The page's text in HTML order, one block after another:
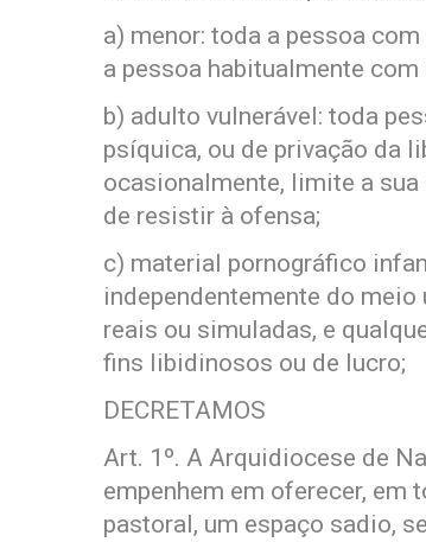
a) menor: toda a pessoa
a pessoa habitualmente
b) adulto vulnerável: toda
psíquica, ou de privação da
ocasionalmente, limite a sua
de resistir à ofensa;
c) material pornográfico
independentemente do
reais ou simuladas, e
fins libidinosos ou de lucro;
DECRETAMOS
Art. 1º. A Arquidiocese de
empenhem em oferecer, em
pastoral, um espaço sadio,